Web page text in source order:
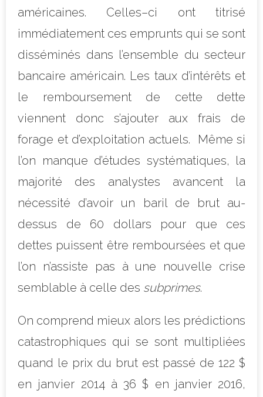
américaines. Celles–ci ont titrisé
immédiatement ces emprunts qui se sont
disséminés dans l’ensemble du secteur
bancaire américain. Les taux d’intérêts et
le remboursement de cette dette
viennent donc s’ajouter aux frais de
forage et d’exploitation actuels. Même si
l’on manque d’études systématiques, la
majorité des analystes avancent la
nécessité d’avoir un baril de brut au-
dessus de 60 dollars pour que ces
dettes puissent être remboursées et que
l’on n’assiste pas à une nouvelle crise
semblable à celle des subprimes.
On comprend mieux alors les prédictions
catastrophiques qui se sont multipliées
quand le prix du brut est passé de 122 $
en janvier 2014 à 36 $ en janvier 2016,